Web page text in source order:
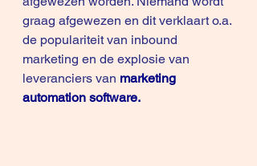
graag afgewezen en dit verklaart o.a.
de populariteit van inbound
marketing en de explosie van
leveranciers van marketing
automation software.